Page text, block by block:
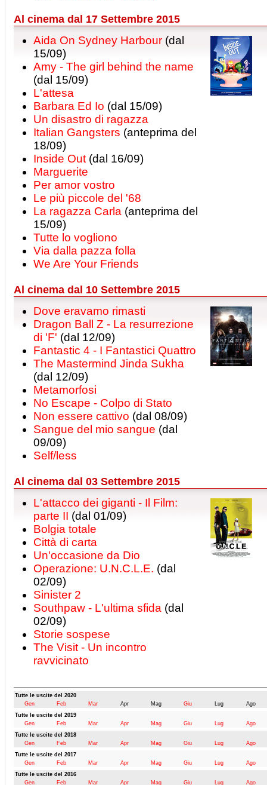
Al cinema dal 17 Settembre 2015
Aida On Sydney Harbour (dal
15/09)
Amy - The girl behind the name
(dal 15/09)
L'attesa
Barbara Ed Io (dal 15/09)
Un disastro di ragazza
Italian Gangsters (anteprima del
18/09)
Inside Out (dal 16/09)
Marguerite
Per amor vostro
Le più piccole del '68
La ragazza Carla (anteprima del
15/09)
Tutte lo vogliono
Via dalla pazza folla
We Are Your Friends
Al cinema dal 10 Settembre 2015
Dove eravamo rimasti
Dragon Ball Z - La resurrezione
di 'F' (dal 12/09)
Fantastic 4 - I Fantastici Quattro
The Mastermind Jinda Sukha
(dal 12/09)
Metamorfosi
No Escape - Colpo di Stato
Non essere cattivo (dal 08/09)
Sangue del mio sangue (dal
09/09)
Self/less
Al cinema dal 03 Settembre 2015
L'attacco dei giganti - Il Film:
parte II (dal 01/09)
Bolgia totale
Città di carta
Un'occasione da Dio
Operazione: U.N.C.L.E. (dal
02/09)
Sinister 2
Southpaw - L'ultima sfida (dal
02/09)
Storie sospese
The Visit - Un incontro
ravvicinato
Tutte le uscite del 2020
Gen
Feb Mar Apr Mag Giu Lug
Ago
Tutte le uscite del 2019
Gen
Feb Mar Apr Mag Giu Lug
Ago
Tutte le uscite del 2018
Gen
Feb Mar Apr Mag Giu Lug
Ago
Tutte le uscite del 2017
Gen
Feb Mar Apr Mag Giu Lug
Ago
Tutte le uscite del 2016
Gen
Feb Mar Apr Mag Giu Lug Ago